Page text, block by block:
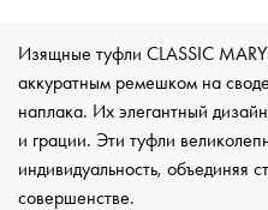
Изящные туфли CLASSIC
аккуратным ремешком на
наплака. Их элегантный
и грации. Эти туфли
индивидуальность, объединяя
совершенстве.